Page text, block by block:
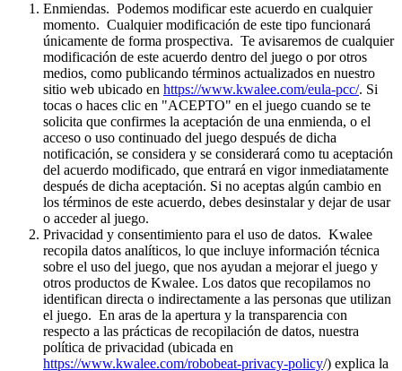
Enmiendas. Podemos modificar este acuerdo en cualquier
momento. Cualquier modificación de este tipo funcionará
únicamente de forma prospectiva. Te avisaremos de cualquier
modificación de este acuerdo dentro del juego o por otros
medios, como publicando términos actualizados en nuestro
sitio web ubicado en https://www.kwalee.com/eula-pcc/. Si
tocas o haces clic en "ACEPTO" en el juego cuando se te
solicita que confirmes la aceptación de una enmienda, o el
acceso o uso continuado del juego después de dicha
notificación, se considera y se considerará como tu aceptación
del acuerdo modificado, que entrará en vigor inmediatamente
después de dicha aceptación. Si no aceptas algún cambio en
los términos de este acuerdo, debes desinstalar y dejar de usar
o acceder al juego.
Privacidad y consentimiento para el uso de datos. Kwalee
recopila datos analíticos, lo que incluye información técnica
sobre el uso del juego, que nos ayudan a mejorar el juego y
otros productos de Kwalee. Los datos que recopilamos no
identifican directa o indirectamente a las personas que utilizan
el juego. En aras de la apertura y la transparencia con
respecto a las prácticas de recopilación de datos, nuestra
política de privacidad (ubicada en
https://www.kwalee.com/robobeat-privacy-policy/) explica la